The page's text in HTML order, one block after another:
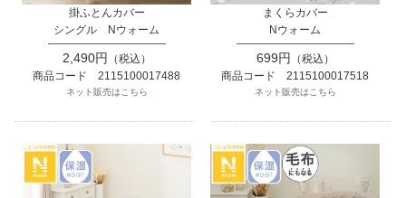
掛ふとんカバー
シングル Nウォーム
2,490円
（税込）
商品コード 2115100017488
ネット販売はこちら
まくらカバー
Nウォーム
699円
（税込）
商品コード 2115100017518
ネット販売はこちら